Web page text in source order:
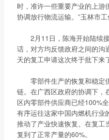
时，准许一些重要产业的上游
协调放行物流运输。”玉林市
2月11日，陈海开始陆续接
话，对方均反馈政府之间的沟
天的复工申请这次终于批下来
零部件生产的恢复和稳定
链。在广西区政府的协调下，
区内零部件供应商已经100%
有序运往这家中国内燃机行业
推动了产业快速恢复。在复工
复到了正常产量的60%。